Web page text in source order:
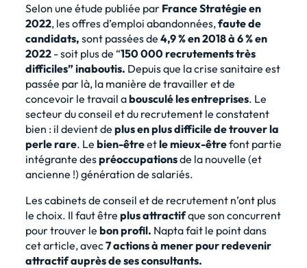
Selon une étude publiée par France Stratégieen
2022, les offres d’emploi abandonnées,faute de
candidats, sont passées de 4,9 % en 2018 à 6 % en
2022- soit plus de “150 000 recrutements très
difficiles” inaboutis. Depuis que la crise sanitaire est
passée par là, la manière de travailler et de
concevoir le travail abousculé les entreprises. Le
secteur du conseil et du recrutement le constatent
bien : il devient de plus en plus difficile de trouver la
perle rare. Le bien-êtreetle mieux-êtrefont partie
intégrante despréoccupationsde la nouvelle (et
ancienne !) génération de salariés.
Les cabinets de conseil et de recrutement n’ont plus
le choix. Il faut être plusattractifque son concurrent
pour trouver le bon profil. Napta fait le point dans
cet article, avec7 actions à mener pour redevenir
attractif auprès de ses consultants.